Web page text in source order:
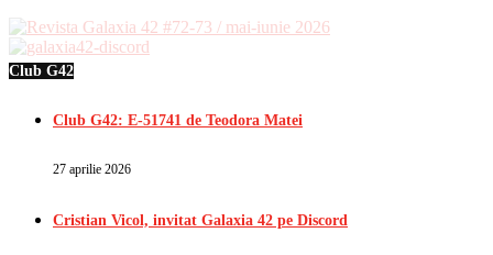
Club G42
Club G42: E-51741 de Teodora Matei
27 aprilie 2026
Cristian Vicol, invitat Galaxia 42 pe Discord